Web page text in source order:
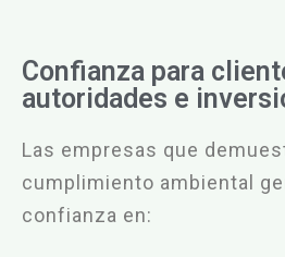
Confianza para
autoridades e
Las empresas que
cumplimiento ambiental
confianza en: